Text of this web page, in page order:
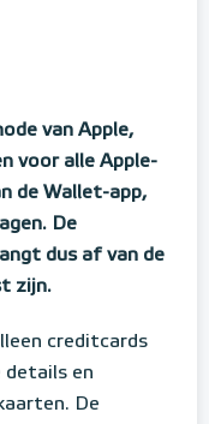
van Apple,
voor alle Apple-
de Wallet-app,
De
dus af van de
zijn.
creditcards
details en
De